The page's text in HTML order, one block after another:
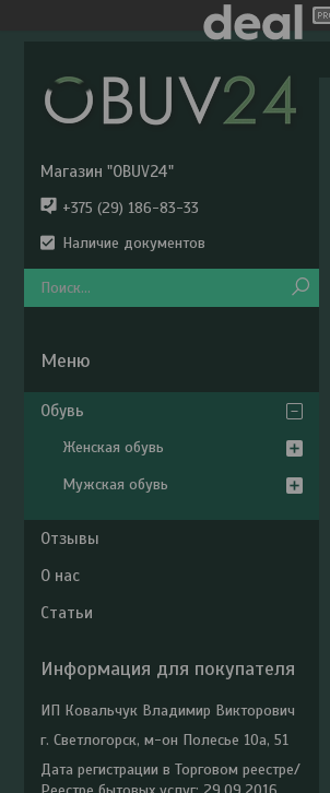
Магазин "OBUV24"
+375 (29) 186-83-33
Наличие документов
Обувь
Женская обувь
Мужская обувь
Отзывы
О нас
Статьи
Информация для покупателя
ИП Ковальчук Владимир Викторович
г. Светлогорск, м-он Полесье 10а, 51
Дата регистрации в Торговом реестре/